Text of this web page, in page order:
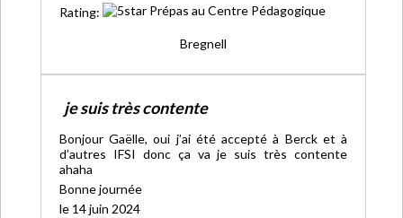
Rating:
Bregnell
je suis très contente
Bonjour Gaëlle, oui j’ai été accepté à Berck et à
d’autres IFSI donc ça va je suis très contente
ahaha
Bonne journée
le 14 juin 2024